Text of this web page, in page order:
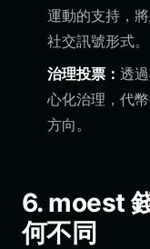
運動的支持，
社交訊號形式。
治理投票： 透
心化治理，代
方向。
6. moest
何不同